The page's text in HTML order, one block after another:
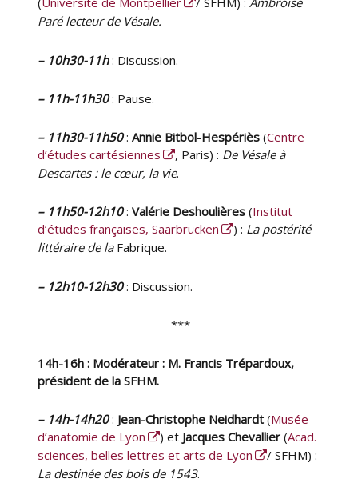
Paré lecteur de Vésale.
– 10h30-11h: Discussion.
– 11h-11h30: Pause.
– 11h30-11h50:Annie Bitbol-Hespériès (Centre
d’études cartésiennes
, Paris) : De Vésale à
Descartes : le cœur, la vie.
– 11h50-12h10:Valérie Deshoulières (Institut
d’études françaises, Saarbrücken
) : La postérité
littéraire de la Fabrique.
– 12h10-12h30: Discussion.
***
14h-16h : Modérateur : M. Francis Trépardoux,
président de la SFHM.
– 14h-14h20: Jean-Christophe Neidhardt (Musée
d’anatomie de Lyon
) et Jacques Chevallier (Acad.
sciences, belles lettres et arts de Lyon
/ SFHM) :
La destinée des bois de 1543.